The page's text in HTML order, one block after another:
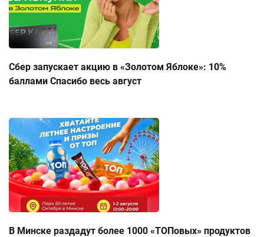
Сбер запускает акцию в «Золотом Яблоке»: 10%
баллами Спасибо весь август
В Минске раздадут более 1000 «ТОПовых» продуктов